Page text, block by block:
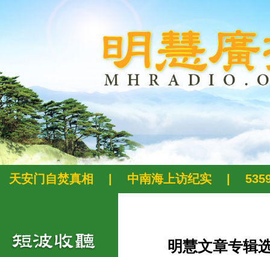
天安门自焚真相 中南海上访纪实
明慧文章专辑